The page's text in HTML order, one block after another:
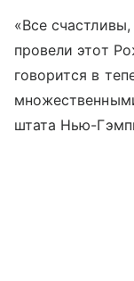
«Все
провели этот
говорится в
штата Нью-